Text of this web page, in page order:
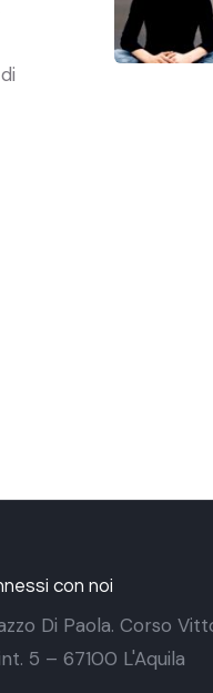
con noi
Di Paola. Corso
5 – 67100 L'Aquila